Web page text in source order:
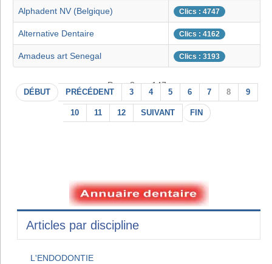
Alphadent NV (Belgique) Clics : 4747
Alternative Dentaire Clics : 4162
Amadeus art Senegal Clics : 3193
Page 8 sur 147
DÉBUT PRÉCÉDENT 3 4 5 6 7 8 9
10 11 12 SUIVANT FIN
Articles par discipline
L'ENDODONTIE